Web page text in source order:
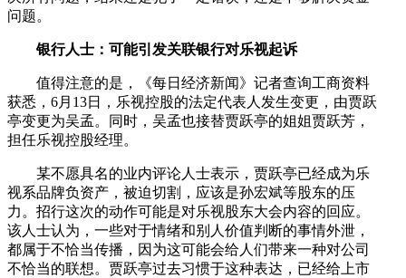
问题。
银行人士：可能引发关联银行对乐视起诉
值得注意的是，《每日经济新闻》记者查询工商资料
获悉，6月13日，乐视控股的法定代表人发生变更，由贾跃
亭变更为吴孟。同时，吴孟也接替贾跃亭的姐姐贾跃芳，
担任乐视控股经理。
某不愿具名的业内评论人士表示，贾跃亭已经成为乐
视系品牌负资产，被迫切割，应该是孙宏斌等股东的压
力。招行这次的动作可能是对乐视股东大会内容的回应。
该人士认为，一些对于情绪和别人价值判断的事情外泄，
都属于不恰当传播，因为这可能会给人们带来一种对公司
不恰当的联想。贾跃亭过去习惯于这种表达，已经给上市